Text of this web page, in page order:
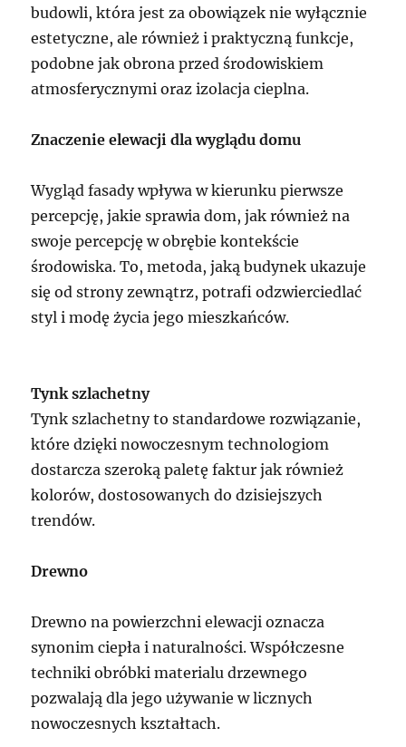
budowli, która jest za obowiązek nie wyłącznie
estetyczne, ale również i praktyczną funkcje,
podobne jak obrona przed środowiskiem
atmosferycznymi oraz izolacja cieplna.
Znaczenie elewacji dla wyglądu domu
Wygląd fasady wpływa w kierunku pierwsze
percepcję, jakie sprawia dom, jak również na
swoje percepcję w obrębie kontekście
środowiska. To, metoda, jaką budynek ukazuje
się od strony zewnątrz, potrafi odzwierciedlać
styl i modę życia jego mieszkańców.
Tynk szlachetny
Tynk szlachetny to standardowe rozwiązanie,
które dzięki nowoczesnym technologiom
dostarcza szeroką paletę faktur jak również
kolorów, dostosowanych do dzisiejszych
trendów.
Drewno
Drewno na powierzchni elewacji oznacza
synonim ciepła i naturalności. Współczesne
techniki obróbki materialu drzewnego
pozwalają dla jego używanie w licznych
nowoczesnych kształtach.